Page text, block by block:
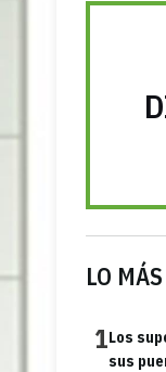
LO
1Los
sus